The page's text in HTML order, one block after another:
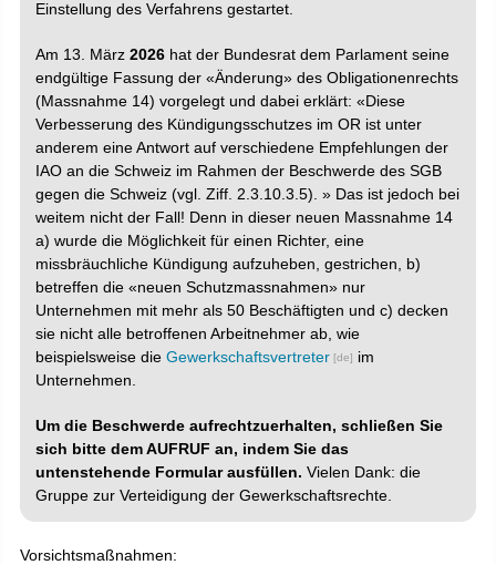
Einstellung des Verfahrens gestartet.
Am 13. März 2026hat der Bundesrat dem Parlament seine
endgültige Fassung der «Änderung» des Obligationenrechts
(Massnahme 14) vorgelegt und dabei erklärt: «Diese
Verbesserung des Kündigungsschutzes im OR ist unter
anderem eine Antwort auf verschiedene Empfehlungen der
IAO an die Schweiz im Rahmen der Beschwerde des SGB
gegen die Schweiz (vgl. Ziff. 2.3.10.3.5). » Das ist jedoch bei
weitem nicht der Fall! Denn in dieser neuen Massnahme 14
a) wurde die Möglichkeit für einen Richter, eine
missbräuchliche Kündigung aufzuheben, gestrichen, b)
betreffen die «neuen Schutzmassnahmen» nur
Unternehmen mit mehr als 50 Beschäftigten und c) decken
sie nicht alle betroffenen Arbeitnehmer ab, wie
beispielsweise die Gewerkschaftsvertreter
im
Unternehmen.
Um die Beschwerde aufrechtzuerhalten, schließen Sie
sich bitte dem AUFRUF an, indem Sie das
untenstehende Formular ausfüllen. Vielen Dank: die
Gruppe zur Verteidigung der Gewerkschaftsrechte.
Vorsichtsmaßnahmen: